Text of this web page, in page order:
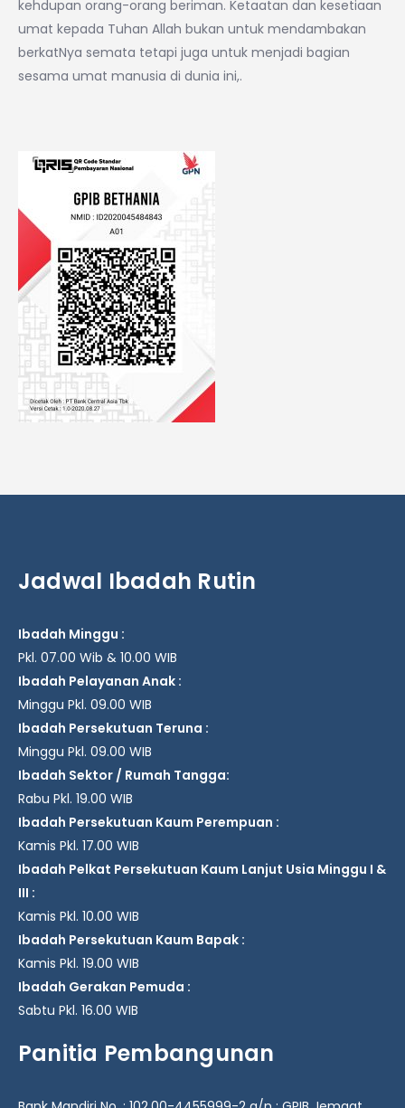
kehdupan orang-orang beriman. Ketaatan dan kesetiaan
umat kepada Tuhan Allah bukan untuk mendambakan
berkatNya semata tetapi juga untuk menjadi bagian
sesama umat manusia di dunia ini,.
Jadwal Ibadah Rutin
Ibadah Minggu :
Pkl. 07.00 Wib & 10.00 WIB
Ibadah Pelayanan Anak :
Minggu Pkl. 09.00 WIB
Ibadah Persekutuan Teruna :
Minggu Pkl. 09.00 WIB
Ibadah Sektor / Rumah Tangga:
Rabu Pkl. 19.00 WIB
Ibadah Persekutuan Kaum Perempuan :
Kamis Pkl. 17.00 WIB
Ibadah Pelkat Persekutuan Kaum Lanjut Usia Minggu I &
III :
Kamis Pkl. 10.00 WIB
Ibadah Persekutuan Kaum Bapak :
Kamis Pkl. 19.00 WIB
Ibadah Gerakan Pemuda :
Sabtu Pkl. 16.00 WIB
Panitia Pembangunan